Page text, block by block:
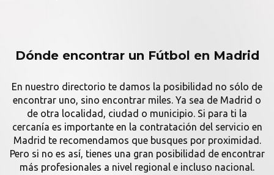
Dónde encontrar un Fútbol en Madrid
En nuestro directorio te damos la posibilidad no sólo de
encontrar uno, sino encontrar miles. Ya sea de Madrid o
de otra localidad, ciudad o municipio. Si para ti la
cercanía es importante en la contratación del servicio en
Madrid te recomendamos que busques por proximidad.
Pero si no es así, tienes una gran posibilidad de encontrar
más profesionales a nivel regional e incluso nacional.